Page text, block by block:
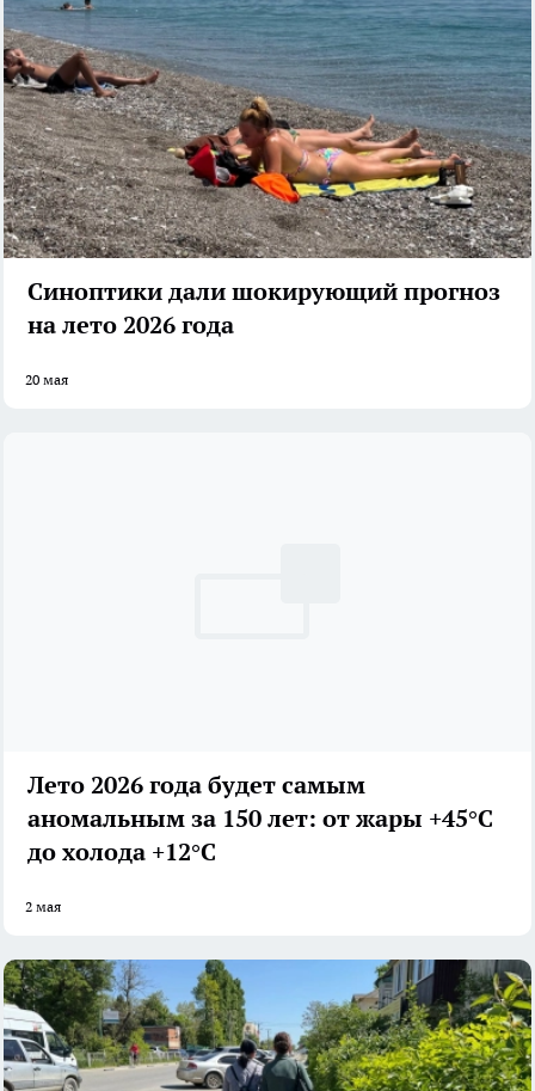
Синоптики дали шокирующий прогноз
на лето 2026 года
20 мая
Лето 2026 года будет самым
аномальным за 150 лет: от жары +45°C
до холода +12°C
2 мая